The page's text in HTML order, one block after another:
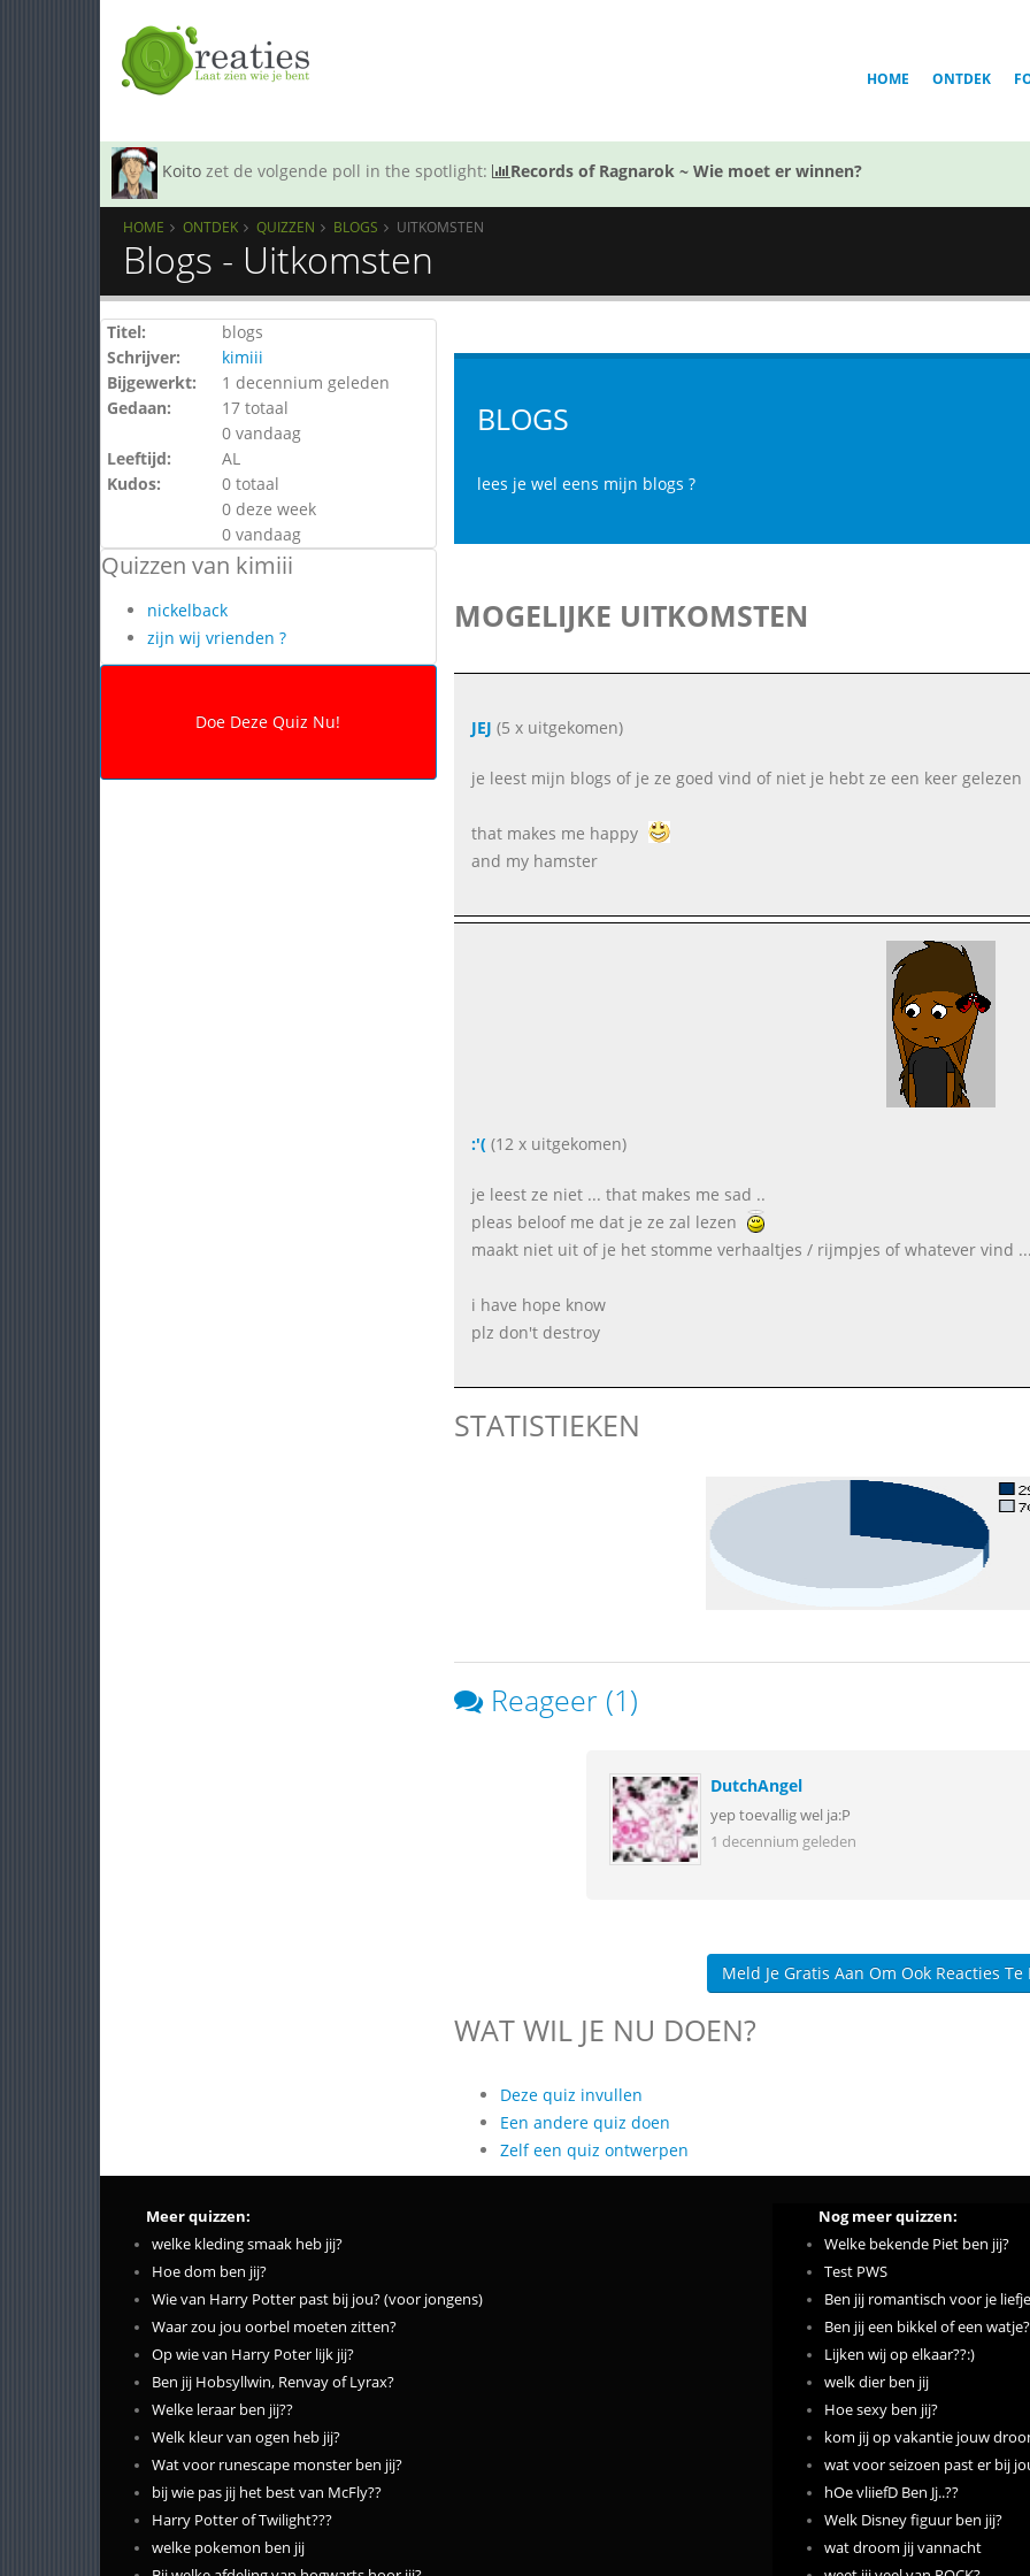
HOME ONTDEK
Koito zet de volgende poll in the spotlight: Records of Ragnarok ~ Wie moet er winnen?
HOME ONTDEK QUIZZEN BLOGS UITKOMSTEN
Blogs - Uitkomsten
Titel:
blogs
Schrijver:
kimiii
Bijgewerkt:
1 decennium geleden
Gedaan:
17 totaal
0 vandaag
Leeftijd:
AL
Kudos:
0 totaal
0 deze week
0 vandaag
Quizzen van kimiii
nickelback
zijn wij vrienden ?
BLOGS
lees je wel eens mijn blogs ?
MOGELIJKE UITKOMSTEN
JEJ (5 x uitgekomen)
je leest mijn blogs of je ze goed vind of niet je hebt ze een keer gelezen
that makes me happy
and my hamster
:'( (12 x uitgekomen)
je leest ze niet ... that makes me sad ..
pleas beloof me dat je ze zal lezen
maakt niet uit of je het stomme verhaaltjes / rijmpjes of whatever vind
i have hope know
plz don't destroy
STATISTIEKEN
Reageer (1)
DutchAngel
yep toevallig wel ja:P
1 decennium geleden
Meld Je Gratis Aan Om Ook Reacties
WAT WIL JE NU DOEN?
Deze quiz invullen
Een andere quiz doen
Zelf een quiz ontwerpen
Meer quizzen:
welke kleding smaak heb jij?
Hoe dom ben jij?
Wie van Harry Potter past bij jou? (voor jongens)
Waar zou jou oorbel moeten zitten?
Op wie van Harry Poter lijk jij?
Ben jij Hobsyllwin, Renvay of Lyrax?
Welke leraar ben jij??
Welk kleur van ogen heb jij?
Wat voor runescape monster ben jij?
bij wie pas jij het best van McFly??
Harry Potter of Twilight???
welke pokemon ben jij
Nog meer quizzen:
Welke bekende Piet ben jij?
Test PWS
Ben jij romantisch voor je
Ben jij een bikkel of een watje?
Lijken wij op elkaar??:)
welk dier ben jij
Hoe sexy ben jij?
kom jij op vakantie jouw
wat voor seizoen past er bij
hOe vliiefD Ben Jj..??
Welk Disney figuur ben jij?
wat droom jij vannacht